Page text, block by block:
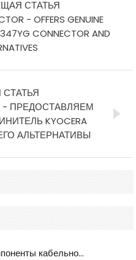
СТАТЬЯ
- OFFERS GENUINE
CONNECTOR AND
- ПРЕДОСТАВЛЯЕМ
KYOCERA
АЛЬТЕРНАТИВЫ
CNC Tech отечественные компоненты кабельной арматуры оценка и руководство по производственному внедрению